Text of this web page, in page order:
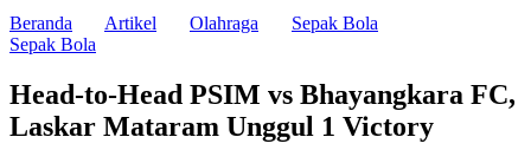
Beranda Artikel Olahraga
Sepak Bola
Sepak Bola
Head-to-Head PSIM vs Bhayangkara FC,
Laskar Mataram Unggul 1 Victory